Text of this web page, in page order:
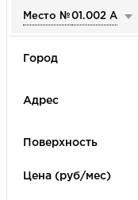
Место №01.002 А